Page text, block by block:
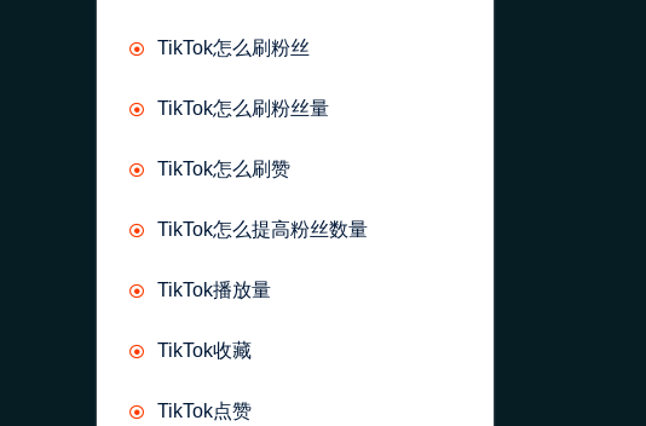
TikTok怎么刷粉丝
TikTok怎么刷粉丝量
TikTok怎么刷赞
TikTok怎么提高粉丝数量
TikTok播放量
TikTok收藏
TikTok点赞